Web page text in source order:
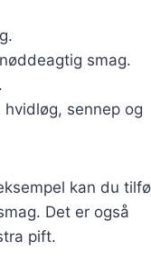
smag.
sennep og
kan du
Det er også
pift.